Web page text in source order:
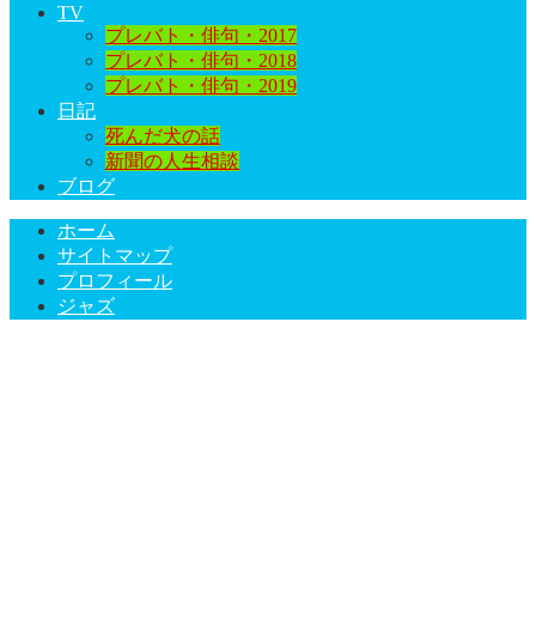
TV
プレバト・俳句・2017
プレバト・俳句・2018
プレバト・俳句・2019
日記
死んだ犬の話
新聞の人生相談
ブログ
ホーム
サイトマップ
プロフィール
ジャズ